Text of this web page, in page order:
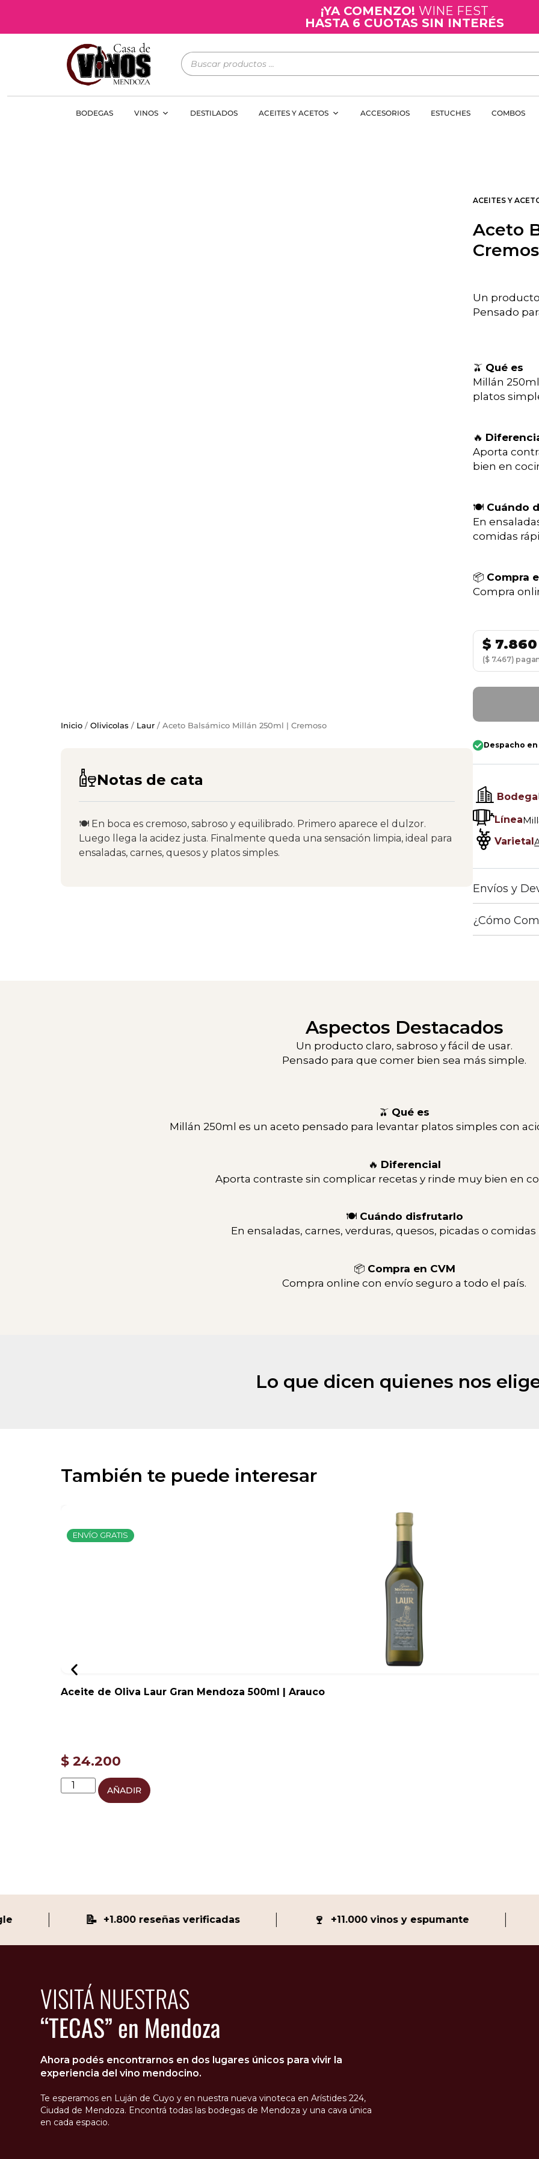
¡YA COMENZO! WINE FEST
HASTA 6 CUOTAS SIN INTERÉS
BODEGAS VINOS DESTILADOS ACEITES Y ACETOS ACCESORIOS ESTUCHES COMBOS
Inicio/ Olivicolas / Laur/ Aceto Balsámico Millán 250ml | Cremoso
Notas de cata
🍽 En boca es cremoso, sabroso y equilibrado. Primero aparece el dulzor.
Luego llega la acidez justa. Finalmente queda una sensación limpia, ideal para
ensaladas, carnes, quesos y platos simples.
ACEITES Y
Aceto
Un
Pensado
🫒 Qué es
Millán
platos
🔥
Aporta
bien en
🍽 Cuándo
En
comidas
📦 Compra
Compra
$7.860
($ 7.467)
Despacho
Bodega
Línea
Varietal
Envíos y
¿Cómo
Aspectos Destacados
Un producto claro, sabroso y fácil de usar.
Pensado para que comer bien sea más simple.
🫒 Qué es
Millán 250ml es un aceto pensado para levantar platos simples con
🔥 Diferencial
Aporta contraste sin complicar recetas y rinde muy bien en
🍽 Cuándo disfrutarlo
En ensaladas, carnes, verduras, quesos, picadas o comidas
📦 Compra en CVM
Compra online con envío seguro a todo el país.
Lo que dicen quienes nos
También te puede interesar
ENVÍO GRATIS
Aceite de Oliva Laur Gran Mendoza 500ml | Arauco
$24.200
AÑADIR
+1.800 reseñas verificadas +11.000 vinos y espumante
VISITÁ NUESTRAS
“TECAS” en Mendoza
Ahora podés encontrarnos en dos lugares únicos para vivir la
experiencia del vino mendocino.
Te esperamos en Luján de Cuyo y en nuestra nueva vinoteca en Arístides 224,
Ciudad de Mendoza. Encontrá todas las bodegas de Mendoza y una cava única
en cada espacio.